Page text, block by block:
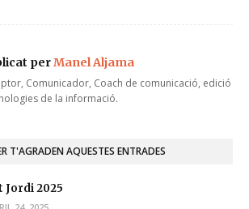
perManel Aljama
Comunicador, Coach de comunicació, edició
de la informació.
T'AGRADEN AQUESTES ENTRADES
Jordi 2025